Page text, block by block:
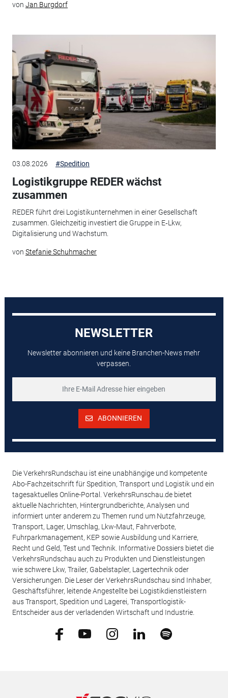
von Jan Burgdorf
03.08.2026 #Spedition
Logistikgruppe REDER wächst
zusammen
REDER führt drei Logistikunternehmen in einer Gesellschaft
zusammen. Gleichzeitig investiert die Gruppe in E‑Lkw,
Digitalisierung und Wachstum.
von Stefanie Schuhmacher
NEWSLETTER
Newsletter abonnieren und keine Branchen-News mehr
verpassen.
ABONNIEREN
Die VerkehrsRundschau ist eine unabhängige und kompetente
Abo-Fachzeitschrift für Spedition, Transport und Logistik und ein
tagesaktuelles Online-Portal. VerkehrsRunschau.de bietet
aktuelle Nachrichten, Hintergrundberichte, Analysen und
informiert unter anderem zu Themen rund um Nutzfahrzeuge,
Transport, Lager, Umschlag, Lkw-Maut, Fahrverbote,
Fuhrparkmanagement, KEP sowie Ausbildung und Karriere,
Recht und Geld, Test und Technik. Informative Dossiers bietet die
VerkehrsRundschau auch zu Produkten und Dienstleistungen
wie schwere Lkw, Trailer, Gabelstapler, Lagertechnik oder
Versicherungen. Die Leser der VerkehrsRundschau sind Inhaber,
Geschäftsführer, leitende Angestellte bei Logistikdienstleistern
aus Transport, Spedition und Lagerei, Transportlogistik-
Entscheider aus der verladenden Wirtschaft und Industrie.